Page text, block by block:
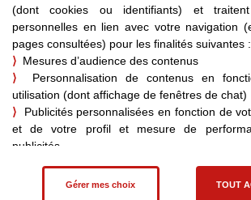
Déjà client ?
Vous pouvez vous connecter pour bénéficier
personnalisées.
Je me connecte
(dont cookies ou identifiants) et
personnelles en lien avec votre navigation
pages consultées) pour les finalités suivantes :
⟩ Mesures d’audience des contenus
⟩
Personnalisation de contenus en
utilisation (dont affichage de fenêtres de chat)
⟩
Publicités personnalisées en fonction de
et de votre profil et mesure de
publicités
suite à une visite sur un site partenaire
Gérer mes choix TOUT